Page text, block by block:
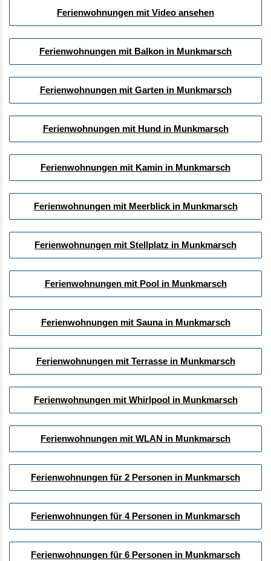
Ferienwohnungen mit Video ansehen
Ferienwohnungen mit Balkon in Munkmarsch
Ferienwohnungen mit Garten in Munkmarsch
Ferienwohnungen mit Hund in Munkmarsch
Ferienwohnungen mit Kamin in Munkmarsch
Ferienwohnungen mit Meerblick in Munkmarsch
Ferienwohnungen mit Stellplatz in Munkmarsch
Ferienwohnungen mit Pool in Munkmarsch
Ferienwohnungen mit Sauna in Munkmarsch
Ferienwohnungen mit Terrasse in Munkmarsch
Ferienwohnungen mit Whirlpool in Munkmarsch
Ferienwohnungen mit WLAN in Munkmarsch
Ferienwohnungen für 2 Personen in Munkmarsch
Ferienwohnungen für 4 Personen in Munkmarsch
Ferienwohnungen für 6 Personen in Munkmarsch